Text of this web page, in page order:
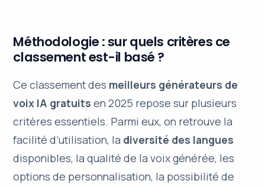
Méthodologie : sur quels critères ce
classement est-il basé ?
Ce classement des meilleurs générateurs de
voix IA gratuits en 2025 repose sur plusieurs
critères essentiels. Parmi eux, on retrouve la
facilité d’utilisation, la diversité des langues
disponibles, laqualité de la voix générée, les
options de personnalisation, la possibilité de